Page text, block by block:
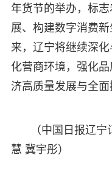
年货节的举办，标
展、构建数字消费
来，辽宁将继续深
化营商环境，强化
济高质量发展与全面
（中国日报辽
慧 冀宇彤）